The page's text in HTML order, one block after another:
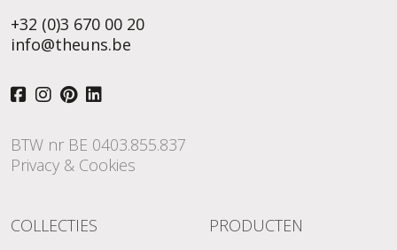
+32 (0)3 670 00 20
info@theuns.be
BTW nr BE 0403.855.837
Privacy & Cookies
COLLECTIES
PRODUCTEN